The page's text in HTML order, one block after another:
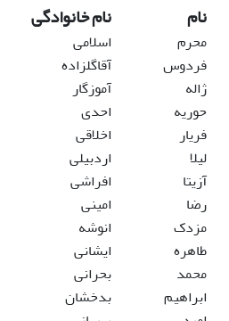
نام نام خانوادگی
محرم اسلامی
فردوس
آقاگلزاده
ژاله
آموزگار
حوریه
احدی
فریار
اخلاقی
لیلا
اردبیلی
آزیتا
افراشی
رضا
امینی
مزدک
انوشه
طاهره
ایشانی
محمد
بحرانی
ابراهیم
بدخشان